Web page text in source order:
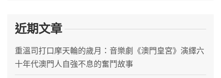
近期文章
重溫司打口摩天輪的歲月：音樂劇《澳門皇宮》演繹六
十年代澳門人自強不息的奮鬥故事